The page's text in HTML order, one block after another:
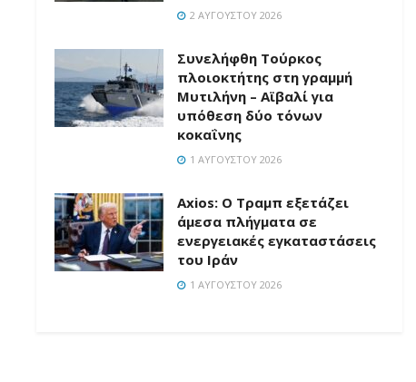
2 ΑΥΓΟΎΣΤΟΥ 2026
Συνελήφθη Τούρκος
πλοιοκτήτης στη γραμμή
Μυτιλήνη – Αϊβαλί για
υπόθεση δύο τόνων
κοκαΐνης
1 ΑΥΓΟΎΣΤΟΥ 2026
Axios: Ο Τραμπ εξετάζει
άμεσα πλήγματα σε
ενεργειακές εγκαταστάσεις
του Ιράν
1 ΑΥΓΟΎΣΤΟΥ 2026